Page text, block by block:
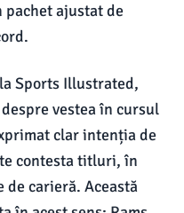
ajustat de
Sports Illustrated,
vestea în cursul
clar intenția de
contesta titluri, în
de carieră. Această